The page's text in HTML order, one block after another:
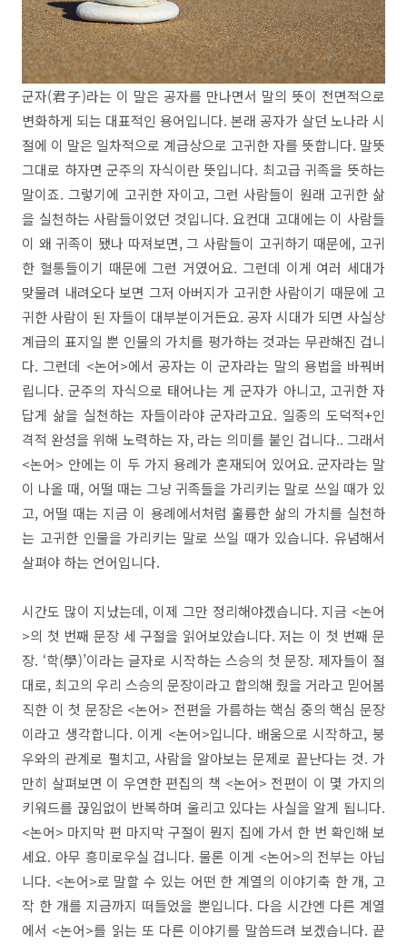
군자(君子)라는 이 말은 공자를 만나면서 말의 뜻이 전면적으로
변화하게 되는 대표적인 용어입니다. 본래 공자가 살던 노나라 시
절에 이 말은 일차적으로 계급상으로 고귀한 자를 뜻합니다. 말뜻
그대로 하자면 군주의 자식이란 뜻입니다. 최고급 귀족을 뜻하는
말이죠. 그렇기에 고귀한 자이고, 그런 사람들이 원래 고귀한 삶
을 실천하는 사람들이었던 것입니다. 요컨대 고대에는 이 사람들
이 왜 귀족이 됐나 따져보면, 그 사람들이 고귀하기 때문에, 고귀
한 혈통들이기 때문에 그런 거였어요. 그런데 이게 여러 세대가
맞물려 내려오다 보면 그저 아버지가 고귀한 사람이기 때문에 고
귀한 사람이 된 자들이 대부분이거든요. 공자 시대가 되면 사실상
계급의 표지일 뿐 인물의 가치를 평가하는 것과는 무관해진 겁니
다. 그런데 <논어>에서 공자는 이 군자라는 말의 용법을 바꿔버
립니다. 군주의 자식으로 태어나는 게 군자가 아니고, 고귀한 자
답게 삶을 실천하는 자들이라야 군자라고요. 일종의 도덕적+인
격적 완성을 위해 노력하는 자, 라는 의미를 붙인 겁니다.. 그래서
<논어> 안에는 이 두 가지 용례가 혼재되어 있어요. 군자라는 말
이 나올 때, 어떨 때는 그냥 귀족들을 가리키는 말로 쓰일 때가 있
고, 어떨 때는 지금 이 용례에서처럼 훌륭한 삶의 가치를 실천하
는 고귀한 인물을 가리키는 말로 쓰일 때가 있습니다. 유념해서
살펴야 하는 언어입니다.
시간도 많이 지났는데, 이제 그만 정리해야겠습니다. 지금 <논어
>의 첫 번째 문장 세 구절을 읽어보았습니다. 저는 이 첫 번째 문
장. ‘학(學)’이라는 글자로 시작하는 스승의 첫 문장. 제자들이 절
대로, 최고의 우리 스승의 문장이라고 합의해 줬을 거라고 믿어봄
직한 이 첫 문장은 <논어> 전편을 가름하는 핵심 중의 핵심 문장
이라고 생각합니다. 이게 <논어>입니다. 배움으로 시작하고, 붕
우와의 관계로 펼치고, 사람을 알아보는 문제로 끝난다는 것. 가
만히 살펴보면 이 우연한 편집의 책 <논어> 전편이 이 몇 가지의
키워드를 끊임없이 반복하며 울리고 있다는 사실을 알게 됩니다.
<논어> 마지막 편 마지막 구절이 뭔지 집에 가서 한 번 확인해 보
세요. 아무 흥미로우실 겁니다. 물론 이게 <논어>의 전부는 아닙
니다. <논어>로 말할 수 있는 어떤 한 계열의 이야기축 한 개, 고
작 한 개를 지금까지 떠들었을 뿐입니다. 다음 시간엔 다른 계열
에서 <논어>를 읽는 또 다른 이야기를 말씀드려 보겠습니다. 끝